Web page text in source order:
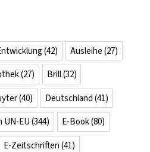
(42) Ausleihe (27)
(27) Brill(32)
(40) Deutschland (41)
UN-EU (344) E-Book(80)
E-Zeitschriften (41)